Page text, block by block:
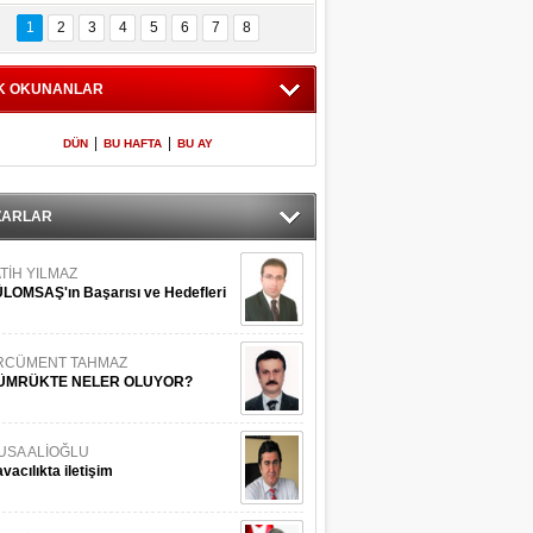
İstanbul
Adaları
600 milletvekilinin
listesi
1 2 3 4 5 6 7 8
OKUNANLAR
DÜN BU HAFTA BU AY
YILMAZ
Başarısı ve Hedefleri
TAHMAZ
NELER OLUYOR?
ALİOĞLU
iletişim